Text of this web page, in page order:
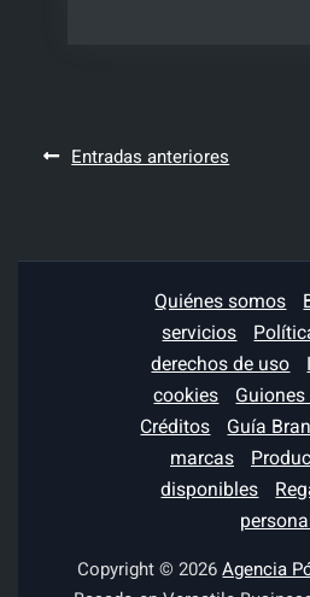
Navegación
Entradas anteriores
Quiénes somos
servicios
derechos de uso
cookies
Créditos Guía
marcas
disponibles
Copyright © 2026Agencia